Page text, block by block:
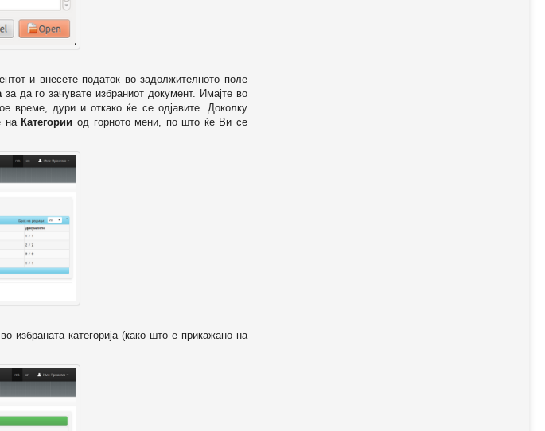
и внесете податок во задолжителното поле
за да го зачувате избраниот документ. Имајте во
време, дури и откако ќе се одјавите. Доколку
на Категории од горното мени, по што ќе Ви се
избраната категорија (како што е прикажано на